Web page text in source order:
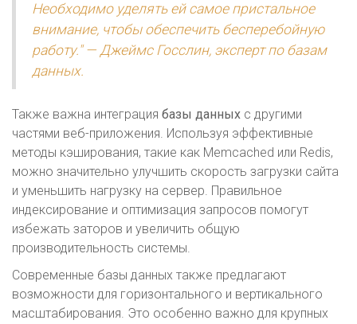
Необходимо уделять ей самое пристальное
внимание, чтобы обеспечить бесперебойную
работу." — Джеймс Госслин, эксперт по базам
данных.
Также важна интеграция базы данных с другими
частями веб-приложения. Используя эффективные
методы кэширования, такие как Memcached или Redis,
можно значительно улучшить скорость загрузки сайта
и уменьшить нагрузку на сервер. Правильное
индексирование и оптимизация запросов помогут
избежать заторов и увеличить общую
производительность системы.
Современные базы данных также предлагают
возможности для горизонтального и вертикального
масштабирования. Это особенно важно для крупных